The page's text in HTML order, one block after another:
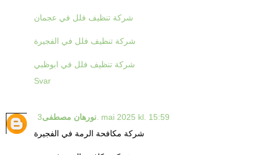
شركة تنظيف فلل في عجمان
شركة تنظيف فلل في الفجيرة
شركة تنظيف فلل في ابوظبي
Svar
نورهان مصطفى 3. mai 2025 kl. 15:59
شركة مكافحة الرمة في الفجيرة